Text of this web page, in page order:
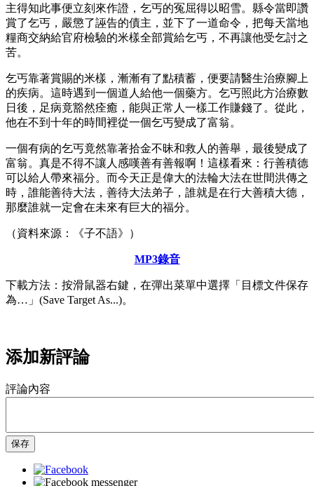
主得知此事便立刻來作證，乞丐的冤屈得以昭雪。縣令當即讚
賞了乞丐，嚴懲了誣告的債主，並下了一道命令，把每天當地
糧商交納給官府檢驗的米樣全部賞給乞丐，不再讓他受乞討之
苦。
乞丐靠著賞賜的米樣，漸漸有了點積蓄，便要請醫生治療腳上
的疾病。這時遇到一個道人給他一個藥方。乞丐照此方治療數
日後，足病竟豁然痊癒，能與正常人一樣工作賺錢了。從此，
他在不到十年的時間裡從一個乞丐變成了富翁。
一個有病的乞丐竟然靠著拾金不昧和救人的善舉，最後變成了
富翁。真是不得不讓人感嘆善有善報啊！這樣看來：行善積德
可以給人帶來福分。而今天正是偉大的法輪大法在世間洪傳之
時，誰能善待大法，善待大法弟子，誰就是在行大善積大德，
那麼誰就一定會在未來有巨大的福分。
（資料來源：《子不語》）
MP3錄音
下載方法：按滑鼠器右鍵，在彈出菜單中選擇「目標文件保存
為…」(Save Target As...)。
添加新評論
評論內容
保存